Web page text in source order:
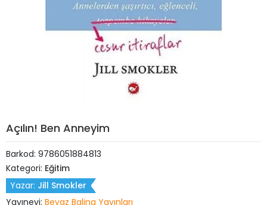
Açılın! Ben Anneyim
Barkod: 9786051884813
Kategori: Eğitim
Yazar: Jill Smokler
Yayınevi: Beyaz Balina Yayınları